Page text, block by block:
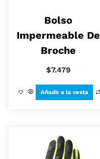
Bolso
Impermeable De
Broche
$7.479
Añadir a la cesta